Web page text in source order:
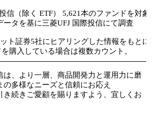
信（除く ETF） 5,621本のファンドを対象
ータを基に三菱UFJ 国際投信にて調査
ト証券5社にヒアリングした情報をもとに
購入している場合は複数カウント。
は、より一層、商品開発力と運用力に磨
の多様なニーズと信頼にお応え
き続きご愛顧を賜りますよう、宜しくお